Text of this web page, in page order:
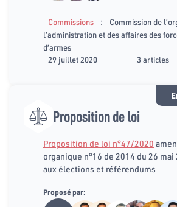
Commissions :
Commission de
l’administration et des affaires des
d’armes
29 juillet 2020
3 articles
Proposition de loi
Proposition de loi n°47/2020
organique n°16 de 2014 du 26
aux élections et référendums
Proposé par: